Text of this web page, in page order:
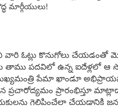
మార్గీయులు!
వారి ఓట్లు కొనుగోలు చేయడంతో
తాము పదవిలో ఉన్న ఐదేళ్లలో ఆ
పేమా ఖాండూ
ప్రారంభిస్తూ
గెలిపించేలా చేయడానికి